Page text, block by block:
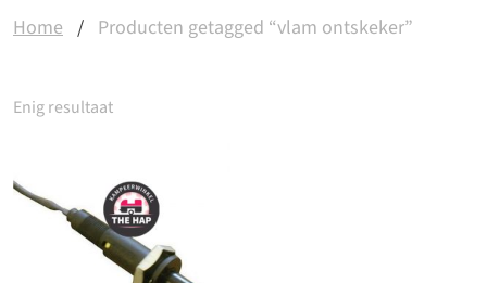
Home / Producten getagged “vlam ontskeker”
Enig resultaat